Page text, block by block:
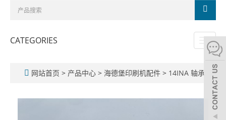
Toggle
CATEGORIES
网站首页 > 产品中心 > 海德堡印刷机配件 > 14INA 轴承